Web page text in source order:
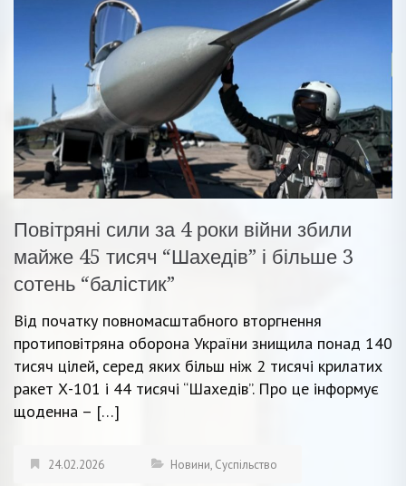
Повітряні сили за 4 роки війни збили
майже 45 тисяч “Шахедів” і більше 3
сотень “балістик”
Від початку повномасштабного вторгнення
протиповітряна оборона України знищила понад 140
тисяч цілей, серед яких більш ніж 2 тисячі крилатих
ракет Х-101 і 44 тисячі “Шахедів”. Про це інформує
щоденна – […]
24.02.2026 Новини, Суспільство